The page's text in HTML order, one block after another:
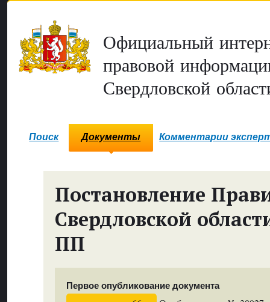
Официальный
правовой
Свердловской
Поиск Документы Комментарии
Постановление
Свердловской
ПП
Первое опубликование документа